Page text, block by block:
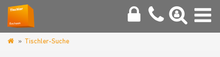
Tischler-Suche